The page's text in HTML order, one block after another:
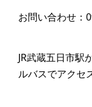
お問い合わせ：
JR武蔵五日市駅
ルバスでアクセ